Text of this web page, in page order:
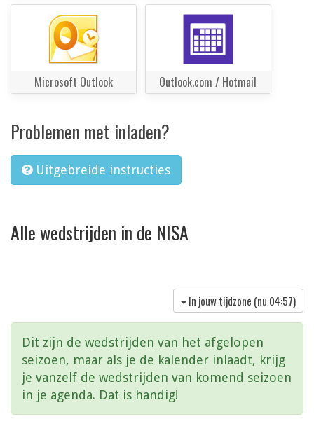
Microsoft Outlook Outlook.com / Hotmail
Problemen met inladen?
Uitgebreide instructies
Alle wedstrijden in de NISA
In jouw tijdzone (nu 04:57)
Dit zijn de wedstrijden van het afgelopen
seizoen, maar als je de kalender inlaadt, krijg
je vanzelf de wedstrijden van komend seizoen
in je agenda. Dat is handig!